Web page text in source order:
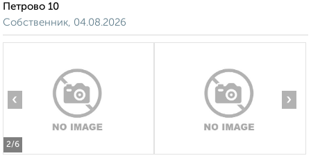
Петрово 10
Собственник, 04.08.2026
2/6
‹ ›